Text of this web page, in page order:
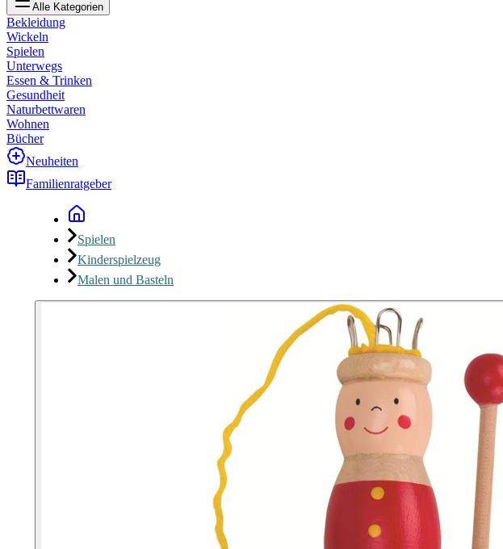
Alle Kategorien
Bekleidung
Wickeln
Spielen
Unterwegs
Essen & Trinken
Gesundheit
Naturbettwaren
Wohnen
Bücher
Neuheiten
Familienratgeber
Spielen
Kinderspielzeug
Malen und Basteln